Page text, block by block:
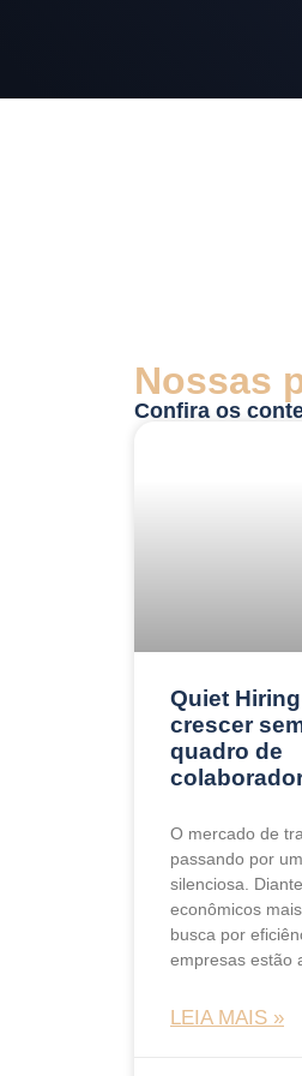
Nossas
Confira os
Quiet
crescer
quadro de
O mercado de
passando por
silenciosa.
econômicos
busca por
empresas estão
LEIA MAIS »